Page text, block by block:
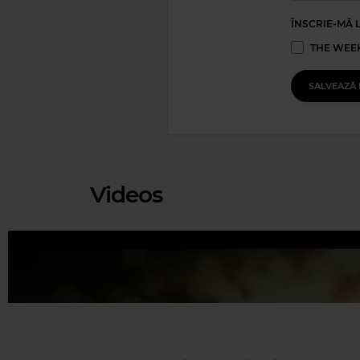
GUSTAV
ÎNSCRIE-MĂ
THE
SALVEAZĂ
Videos